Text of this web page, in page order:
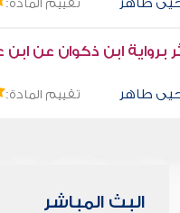
طاهر تقييم المادة:
برواية ابن ذكوان عن ابن
طاهر تقييم المادة:
البث المباشر